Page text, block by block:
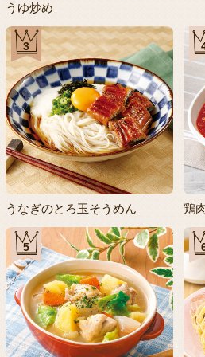
うゆ炒め
3
うなぎのとろ玉そうめん 鶏
5